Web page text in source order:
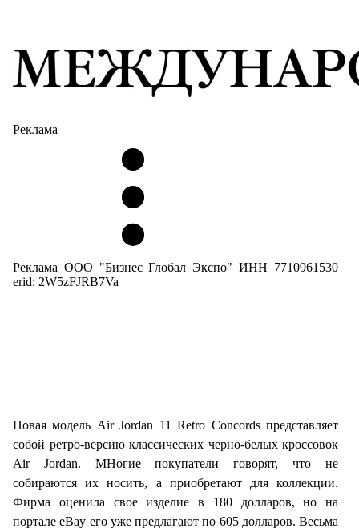
Реклама
Реклама ООО "Бизнес Глобал Экспо" ИНН 7710961530
erid: 2W5zFJRB7Va
Новая модель Air Jordan 11 Retro Concords представляет
собой ретро-версию классических черно-белых кроссовок
Air Jordan. МНогие покупатели говорят, что не
собираются их носить, а приобретают для коллекции.
Фирма оценила свое изделие в 180 долларов, но на
портале eBay его уже предлагают по 605 долларов. Весьма